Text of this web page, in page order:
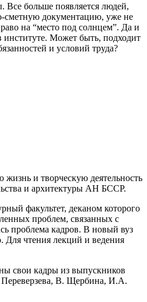
Все больше появляется людей,
сметную документацию, уже не
на “место под солнцем”. Да и
институте. Может быть, подходит
и условий труда?
и творческую деятельность
и архитектуры АН БССР.
факультет, деканом которого
проблем, связанных с
проблема кадров. В новый вуз
чтения лекций и ведения
свои кадры из выпускников
Переверзева, В. Щербина, И.А.